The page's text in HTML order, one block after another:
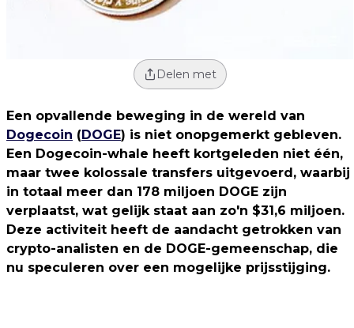
Delen met
Een opvallende beweging in de wereld van
Dogecoin (DOGE) is niet onopgemerkt gebleven.
Een Dogecoin-whale heeft kortgeleden niet één,
maar twee kolossale transfers uitgevoerd, waarbij
in totaal meer dan 178 miljoen DOGE zijn
verplaatst, wat gelijk staat aan zo'n $31,6 miljoen.
Deze activiteit heeft de aandacht getrokken van
crypto-analisten en de DOGE-gemeenschap, die
nu speculeren over een mogelijke prijsstijging.